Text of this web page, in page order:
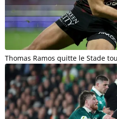
Thomas Ramos quitte le Stade